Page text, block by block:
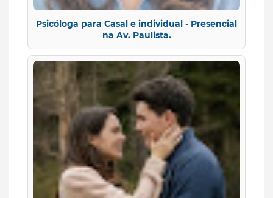
Psicóloga para Casal e individual - Presencial
na Av. Paulista.